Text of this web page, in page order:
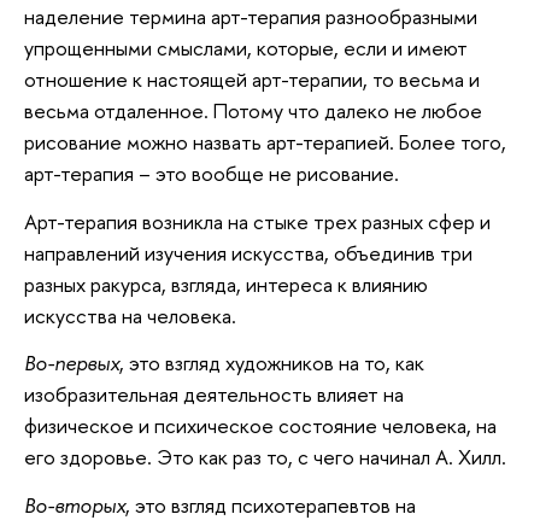
наделение термина арт-терапия разнообразными
упрощенными смыслами, которые, если и имеют
отношение к настоящей арт-терапии, то весьма и
весьма отдаленное. Потому что далеко не любое
рисование можно назвать арт-терапией. Более того,
арт-терапия – это вообще не рисование.
Арт-терапия возникла на стыке трех разных сфер и
направлений изучения искусства, объединив три
разных ракурса, взгляда, интереса к влиянию
искусства на человека.
Во-первых, это взгляд художников на то, как
изобразительная деятельность влияет на
физическое и психическое состояние человека, на
его здоровье. Это как раз то, с чего начинал А. Хилл.
Во-вторых, это взгляд психотерапевтов на